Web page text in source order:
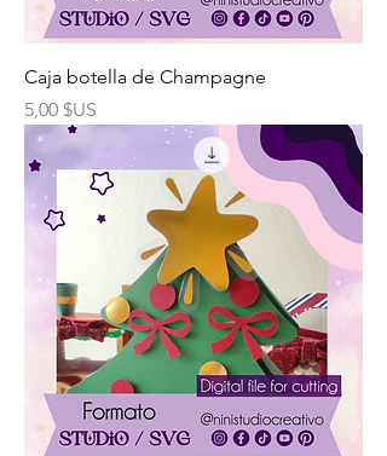
Caja botella de Champagne
Prix
5,00 $US